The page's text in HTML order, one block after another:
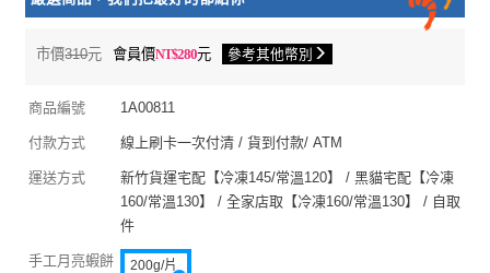
市價310元 會員價 280元 參考其他幣別
商品編號 1A00811
付款方式 線上刷卡一次付清 / 貨到付款/ ATM
運送方式
新竹貨運宅配【冷凍145/常溫120】 / 黑貓宅配【冷凍
160/常溫130】 / 全家店取【冷凍160/常溫130】 / 自取
件
手工月亮蝦餅 200g/片